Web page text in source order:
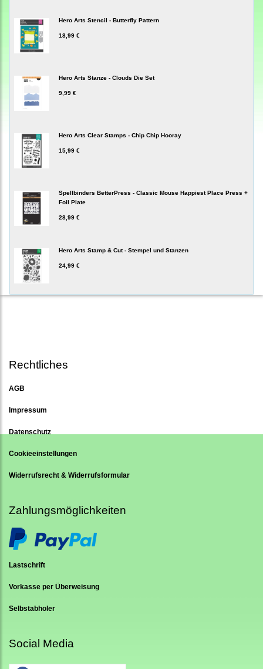
Hero Arts Stencil - Butterfly Pattern
18,99 €
Hero Arts Stanze - Clouds Die Set
9,99 €
Hero Arts Clear Stamps - Chip Chip Hooray
15,99 €
Spellbinders BetterPress - Classic Mouse Happiest Place Press +
Foil Plate
28,99 €
Hero Arts Stamp & Cut - Stempel und Stanzen
24,99 €
Rechtliches
AGB
Impressum
Datenschutz
Cookieeinstellungen
Widerrufsrecht & Widerrufsformular
Zahlungsmöglichkeiten
Lastschrift
Vorkasse per Überweisung
Selbstabholer
Social Media